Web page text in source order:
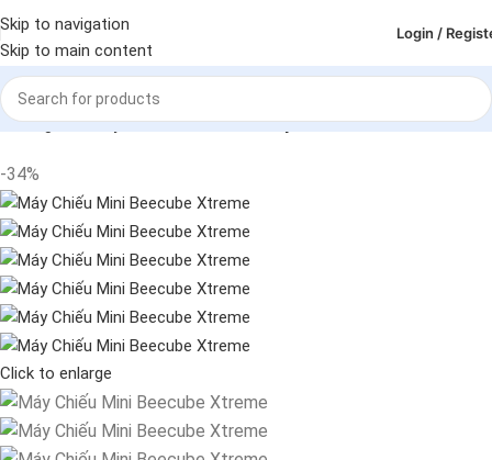
Skip to navigation
Skip to main content
Login /
Trang chủ Máy chiếu - Màn chiếu Máy chiếu
-34%
Click to enlarge